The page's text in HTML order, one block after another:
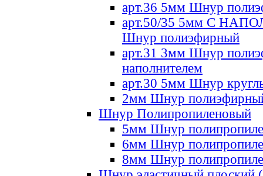
арт.36 5мм Шнур
арт.50/35 5мм С
Шнур полиэфирный
арт.31 3мм Шнур
наполнителем
арт.30 5мм Шнур
2мм Шнур
Шнур Полипропиленовый
5мм Шнур
6мм Шнур
8мм Шнур